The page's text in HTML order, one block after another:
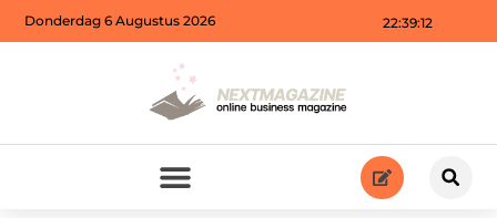
22:39:13
Donderdag 6 Augustus 2026